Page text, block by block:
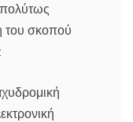
του σκοπού